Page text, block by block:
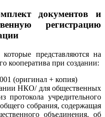
документов и
регистрацию
представляются на
кооператива при создании:
(оригинал + копия)
НКО/ для общественных
протокола учредительного
собрания, содержащая
объединения, об